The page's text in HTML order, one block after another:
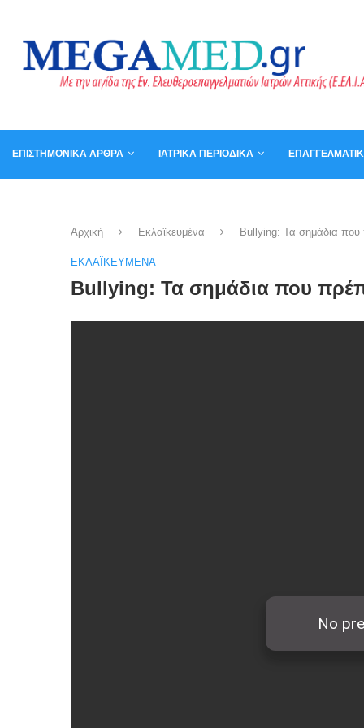
ΕΠΙΣΤΗΜΟΝΙΚΆ ΆΡΘΡΑ ΙΑΤΡΙΚΆ ΠΕΡΙΟΔΙΚΆ
Αρχική Εκλαϊκευμένα Bullying: Τα σημάδια που
ΕΚΛΑΪΚΕΥΜΈΝΑ
Bullying: Τα σημάδια που